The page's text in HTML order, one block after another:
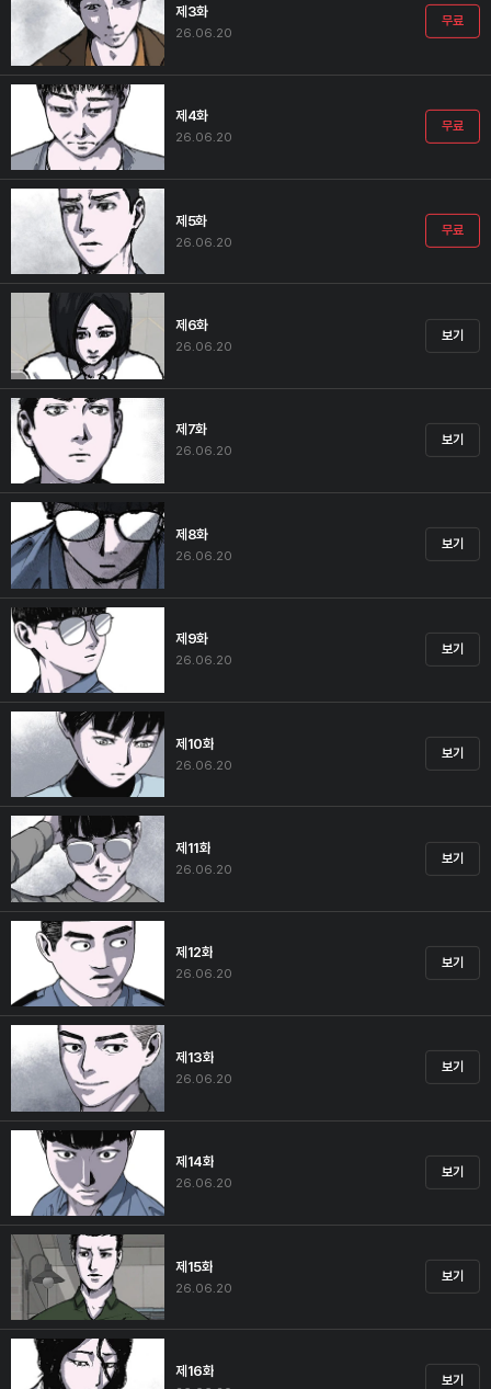
제3화
26.06.20
무료
제4화
26.06.20
무료
제5화
26.06.20
무료
제6화
26.06.20
보기
제7화
26.06.20
보기
제8화
26.06.20
보기
제9화
26.06.20
보기
제10화
26.06.20
보기
제11화
26.06.20
보기
제12화
26.06.20
보기
제13화
26.06.20
보기
제14화
26.06.20
보기
제15화
26.06.20
보기
제16화
보기